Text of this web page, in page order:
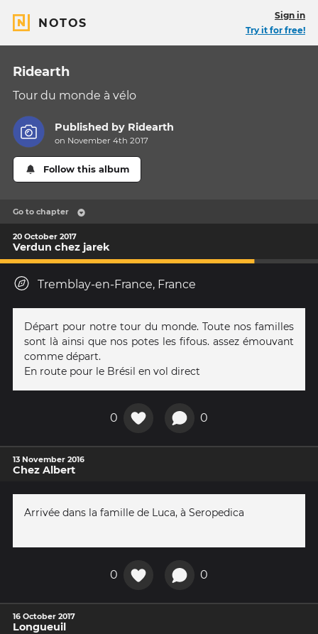
NOTOS
Sign in
Try it for free!
Ridearth
Tour du monde à vélo
Published by Ridearth
on November 4th 2017
Follow this album
Go to chapter
20 October 2017
Verdun chez jarek
Tremblay-en-France, France
Départ pour notre tour du monde. Toute nos familles
sont là ainsi que nos potes les fifous. assez émouvant
comme départ.
En route pour le Brésil en vol direct
0 0
13 November 2016
Chez Albert
Arrivée dans la famille de Luca, à Seropedica
0 0
16 October 2017
Longueuil